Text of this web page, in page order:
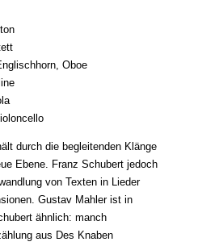
Oboe
durch die begleitenden Klänge
Ebene. Franz Schubert jedoch
von Texten in Lieder
Gustav Mahler ist in
ähnlich: manch
aus Des Knaben